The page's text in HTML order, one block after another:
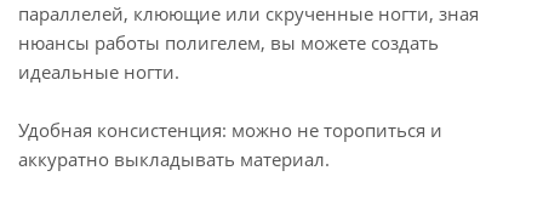
параллелей, клюющие или скрученные ногти, зная
нюансы работы полигелем, вы можете создать
идеальные ногти.
Удобная консистенция: можно не торопиться и
аккуратно выкладывать материал.